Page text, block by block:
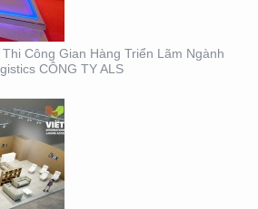
Công Gian Hàng Triển Lãm Ngành
CÔNG TY ALS
MỸ